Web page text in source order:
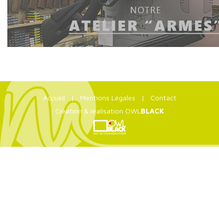
Accueil | Mentions Légales | Contact
Création & réalisation OWLBLACK